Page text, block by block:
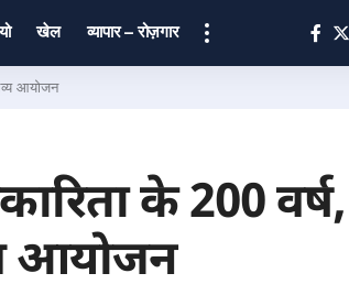
खेल व्यापार – रोज़गार
आयोजन
के 200 वर्ष,
आयोजन